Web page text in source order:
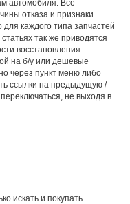
автомобиля. Все
отказа и признаки
каждого типа запчастей
так же приводятся
восстановления
на б/у или дешевые
через пункт меню либо
ссылки на предыдущую /
не выходя в
искать и покупать